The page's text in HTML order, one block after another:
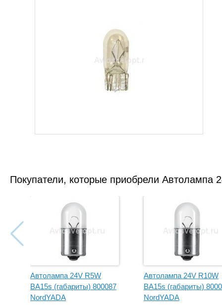
Покупатели, которые приобрели Автолампа
Автолампа 24V R5W
BA15s (габариты) 800087
NordYADA
Автолампа 24V R10W
BA15s (габариты)
NordYADA